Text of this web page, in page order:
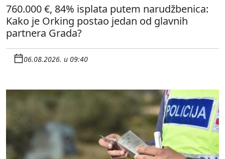
760.000 €, 84% isplata putem narudžbenica:
Kako je Orking postao jedan od glavnih
partnera Grada?
06.08.2026. u 09:40